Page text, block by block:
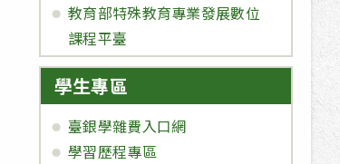
教育部特殊教育專業發展數位
課程平臺
學生專區
臺銀學雜費入口網
學習歷程專區